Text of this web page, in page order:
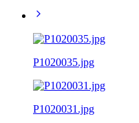
P1020035.jpg
P1020031.jpg